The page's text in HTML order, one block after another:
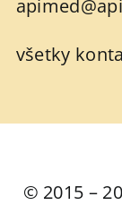
všetky
© 2015 –